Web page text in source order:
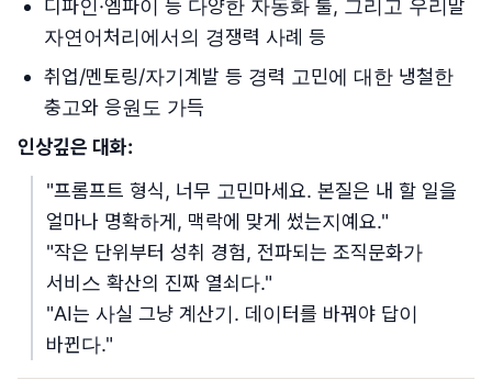
디파인·엠파이 등 다양한 자동화 툴, 그리고 우리말
자연어처리에서의 경쟁력 사례 등
취업/멘토링/자기계발 등 경력 고민에 대한 냉철한
충고와 응원도 가득
인상깊은 대화:
"프롬프트 형식, 너무 고민마세요. 본질은 내 할 일을
얼마나 명확하게, 맥락에 맞게 썼는지예요."
"작은 단위부터 성취 경험, 전파되는 조직문화가
서비스 확산의 진짜 열쇠다."
"AI는 사실 그냥 계산기. 데이터를 바꿔야 답이
바뀐다."